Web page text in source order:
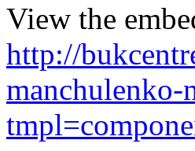
View the
http://